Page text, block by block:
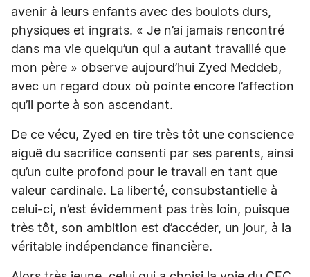
avenir à leurs enfants avec des boulots durs,
physiques et ingrats. « Je n’ai jamais rencontré
dans ma vie quelqu’un qui a autant travaillé que
mon père » observe aujourd’hui Zyed Meddeb,
avec un regard doux où pointe encore l’affection
qu’il porte à son ascendant.
De ce vécu, Zyed en tire très tôt une conscience
aiguë du sacrifice consenti par ses parents, ainsi
qu’un culte profond pour le travail en tant que
valeur cardinale. La liberté, consubstantielle à
celui-ci, n’est évidemment pas très loin, puisque
très tôt, son ambition est d’accéder, un jour, à la
véritable indépendance financière.